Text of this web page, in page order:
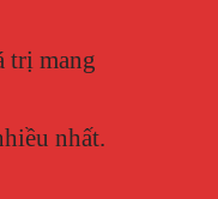
trị mang
nhất.